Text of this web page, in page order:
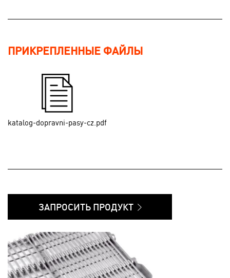
ПРИКРЕПЛЕННЫЕ ФАЙЛЫ
katalog-dopravni-pasy-cz.pdf
ЗАПРОСИТЬ ПРОДУКТ